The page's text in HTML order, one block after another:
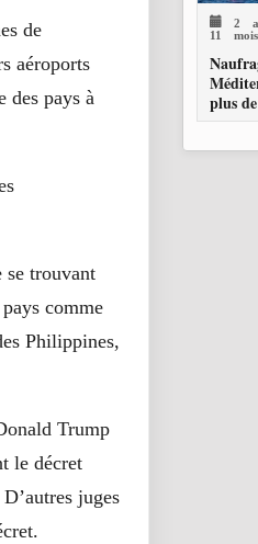
de
aéroports
des pays à
se trouvant
comme
Philippines,
Trump
le décret
juges
2
11 mois
plus